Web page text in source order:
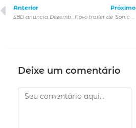
Anterior Próximo
Deixe um comentário